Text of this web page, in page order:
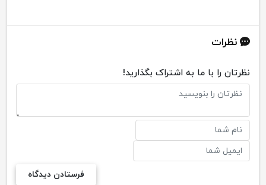
نظرات
نظرتان را با ما به اشتراک بگذارید!